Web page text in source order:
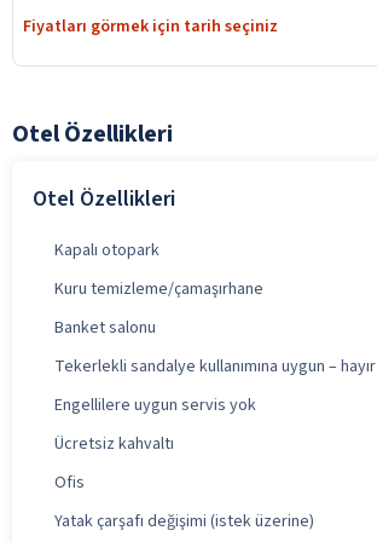
Fiyatları görmek için tarih seçiniz
Otel Özellikleri
Otel Özellikleri
Kapalı otopark
Kuru temizleme/çamaşırhane
Banket salonu
Tekerlekli sandalye kullanımına uygun – hayır
Engellilere uygun servis yok
Ücretsiz kahvaltı
Ofis
Yatak çarşafı değişimi (istek üzerine)